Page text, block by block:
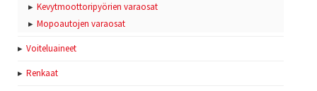
Kevytmoottoripyörien varaosat
Mopoautojen varaosat
Voiteluaineet
Renkaat